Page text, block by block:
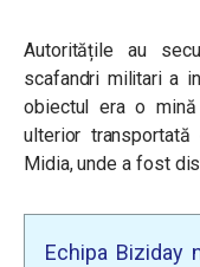
Autoritățile au
scafandri militari a
obiectul era o
ulterior
Midia, unde a fost
Echipa Biziday